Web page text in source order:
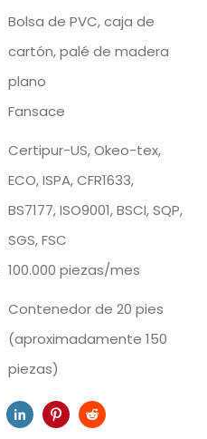
Bolsa de PVC, caja de
cartón, palé de madera
plano
Fansace
Certipur-US, Okeo-tex,
ECO, ISPA, CFR1633,
BS7177, ISO9001, BSCI, SQP,
SGS, FSC
100.000 piezas/mes
Contenedor de 20 pies
(aproximadamente 150
piezas)